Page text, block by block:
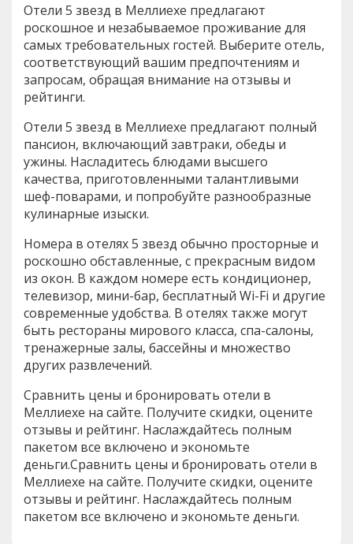
Отели 5 звезд в Меллиехе предлагают
роскошное и незабываемое проживание для
самых требовательных гостей. Выберите отель,
соответствующий вашим предпочтениям и
запросам, обращая внимание на отзывы и
рейтинги.
Отели 5 звезд в Меллиехе предлагают полный
пансион, включающий завтраки, обеды и
ужины. Насладитесь блюдами высшего
качества, приготовленными талантливыми
шеф-поварами, и попробуйте разнообразные
кулинарные изыски.
Номера в отелях 5 звезд обычно просторные и
роскошно обставленные, с прекрасным видом
из окон. В каждом номере есть кондиционер,
телевизор, мини-бар, бесплатный Wi-Fi и другие
современные удобства. В отелях также могут
быть рестораны мирового класса, спа-салоны,
тренажерные залы, бассейны и множество
других развлечений.
Сравнить цены и бронировать отели в
Меллиехе на сайте. Получите скидки, оцените
отзывы и рейтинг. Наслаждайтесь полным
пакетом все включено и экономьте
деньги.Сравнить цены и бронировать отели в
Меллиехе на сайте. Получите скидки, оцените
отзывы и рейтинг. Наслаждайтесь полным
пакетом все включено и экономьте деньги.